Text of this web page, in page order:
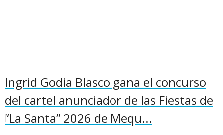
Ingrid Godia Blasco gana el concurso
del cartel anunciador de las Fiestas de
“La Santa” 2026 de Mequ...